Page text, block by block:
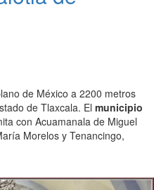
de México a 2200 metros
de Tlaxcala. El municipio
con Acuamanala de Miguel
Morelos y Tenancingo,